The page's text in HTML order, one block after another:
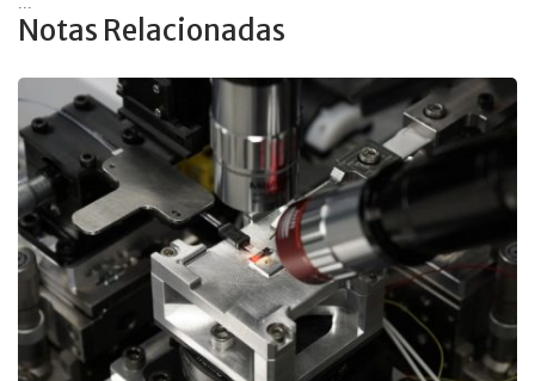
Notas Relacionadas